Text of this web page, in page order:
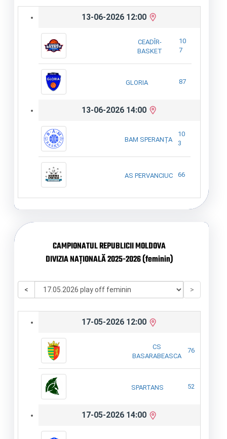
13-06-2026 12:00
CEADÎR-
BASKET
10
7
GLORIA 87
13-06-2026 14:00
BAM SPERANȚA
10
3
AS PERVANCIUC 66
CAMPIONATUL REPUBLICII MOLDOVA
DIVIZIA NAȚIONALĂ 2025-2026 (feminin)
< >
17-05-2026 12:00
CS
BASARABEASCA
76
SPARTANS 52
17-05-2026 14:00